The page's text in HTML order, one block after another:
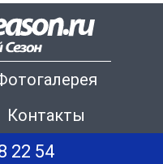
Контакты
22 54